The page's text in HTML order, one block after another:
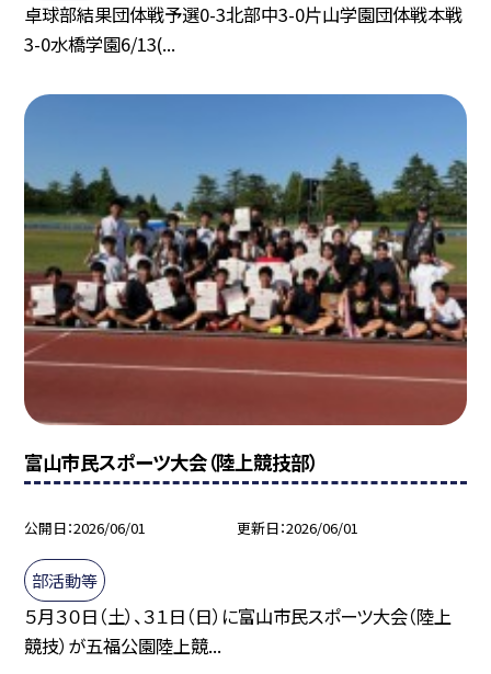
卓球部結果団体戦予選0-3北部中3-0片山学園団体戦本戦
3-0水橋学園6/13(...
富山市民スポーツ大会（陸上競技部）
公開日 2026/06/01 更新日 2026/06/01
部活動等
５月３０日（土）、３１日（日）に富山市民スポーツ大会（陸上
競技）が五福公園陸上競...